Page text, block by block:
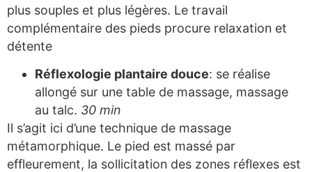
plus souples et plus légères. Le travail
complémentaire des pieds procure relaxation et
détente
Réflexologie plantaire douce: se réalise
allongé sur une table de massage, massage
au talc. 30 min
Il s’agit ici d’une technique de massage
métamorphique. Le pied est massé par
effleurement, la sollicitation des zones réflexes est